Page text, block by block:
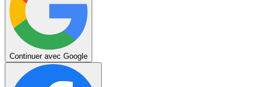
Continuer avec Google